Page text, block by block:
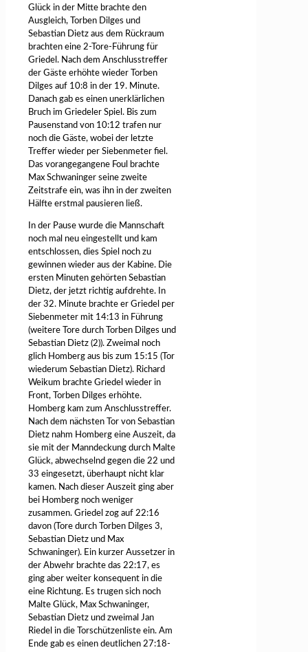
Glück in der Mitte brachte den
Ausgleich, Torben Dilges und
Sebastian Dietz aus dem Rückraum
brachten eine 2-Tore-Führung für
Griedel. Nach dem Anschlusstreffer
der Gäste erhöhte wieder Torben
Dilges auf 10:8 in der 19. Minute.
Danach gab es einen unerklärlichen
Bruch im Griedeler Spiel. Bis zum
Pausenstand von 10:12 trafen nur
noch die Gäste, wobei der letzte
Treffer wieder per Siebenmeter fiel.
Das vorangegangene Foul brachte
Max Schwaninger seine zweite
Zeitstrafe ein, was ihn in der zweiten
Hälfte erstmal pausieren ließ.
In der Pause wurde die Mannschaft
noch mal neu eingestellt und kam
entschlossen, dies Spiel noch zu
gewinnen wieder aus der Kabine. Die
ersten Minuten gehörten Sebastian
Dietz, der jetzt richtig aufdrehte. In
der 32. Minute brachte er Griedel per
Siebenmeter mit 14:13 in Führung
(weitere Tore durch Torben Dilges und
Sebastian Dietz (2)). Zweimal noch
glich Homberg aus bis zum 15:15 (Tor
wiederum Sebastian Dietz). Richard
Weikum brachte Griedel wieder in
Front, Torben Dilges erhöhte.
Homberg kam zum Anschlusstreffer.
Nach dem nächsten Tor von Sebastian
Dietz nahm Homberg eine Auszeit, da
sie mit der Manndeckung durch Malte
Glück, abwechselnd gegen die 22 und
33 eingesetzt, überhaupt nicht klar
kamen. Nach dieser Auszeit ging aber
bei Homberg noch weniger
zusammen. Griedel zog auf 22:16
davon (Tore durch Torben Dilges 3,
Sebastian Dietz und Max
Schwaninger). Ein kurzer Aussetzer in
der Abwehr brachte das 22:17, es
ging aber weiter konsequent in die
eine Richtung. Es trugen sich noch
Malte Glück, Max Schwaninger,
Sebastian Dietz und zweimal Jan
Riedel in die Torschützenliste ein. Am
Ende gab es einen deutlichen 27:18-